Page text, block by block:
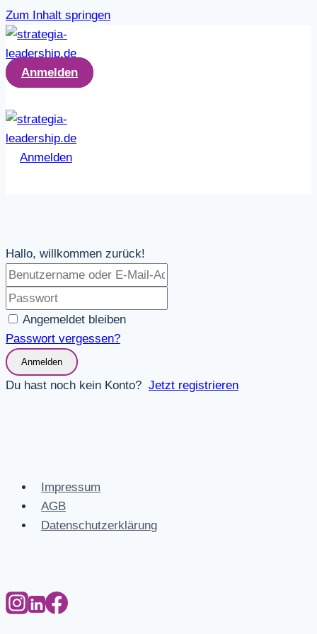
Zum Inhalt springen
Anmelden
Anmelden
Hallo, willkommen zurück!
Angemeldet bleiben
Passwort vergessen?
Anmelden
Du hast noch kein Konto? Jetzt registrieren
Impressum
AGB
Datenschutzerklärung